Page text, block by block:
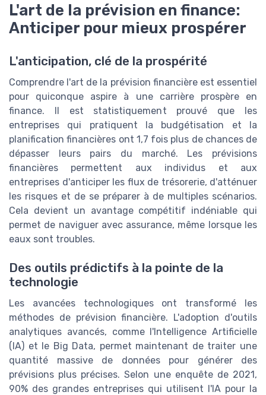
L'art de la prévision en finance:
Anticiper pour mieux prospérer
L'anticipation, clé de la prospérité
Comprendre l'art de la prévision financière est essentiel
pour quiconque aspire à une carrière prospère en
finance. Il est statistiquement prouvé que les
entreprises qui pratiquent la budgétisation et la
planification financières ont 1,7 fois plus de chances de
dépasser leurs pairs du marché. Les prévisions
financières permettent aux individus et aux
entreprises d'anticiper les flux de trésorerie, d'atténuer
les risques et de se préparer à de multiples scénarios.
Cela devient un avantage compétitif indéniable qui
permet de naviguer avec assurance, même lorsque les
eaux sont troubles.
Des outils prédictifs à la pointe de la
technologie
Les avancées technologiques ont transformé les
méthodes de prévision financière. L'adoption d'outils
analytiques avancés, comme l'Intelligence Artificielle
(IA) et le Big Data, permet maintenant de traiter une
quantité massive de données pour générer des
prévisions plus précises. Selon une enquête de 2021,
90% des grandes entreprises qui utilisent l'IA pour la